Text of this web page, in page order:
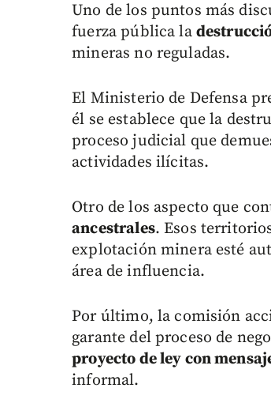
Uno de los puntos más
fuerza pública la
mineras no reguladas.
El Ministerio de Defensa
él se establece que la
proceso judicial que
actividades ilícitas.
Otro de los aspecto que
ancestrales. Esos
explotación minera esté
área de influencia.
Por último, la comisión
garante del proceso de
proyecto de ley con
informal.